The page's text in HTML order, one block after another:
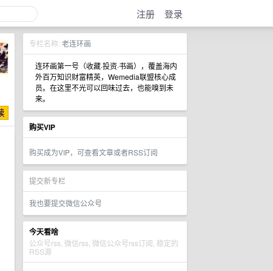
注册 登录
专栏名称: 老连环画
连环画第一号（收藏·投资·书画），覆盖海内
外百万知识财富精英，Wemedia联盟核心成
员。在这里不光可以回味过去，也能嗅到未
来。
购买VIP
购买成为VIP，可查看文章或者RSS订阅
提交新专栏
我也要提交微信公众号
今天看啥
公众号rss, 微信rss, 微信公众号rss订阅, 稳定的
RSS源